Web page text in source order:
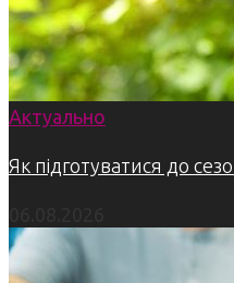
Актуально
Як підготуватися до